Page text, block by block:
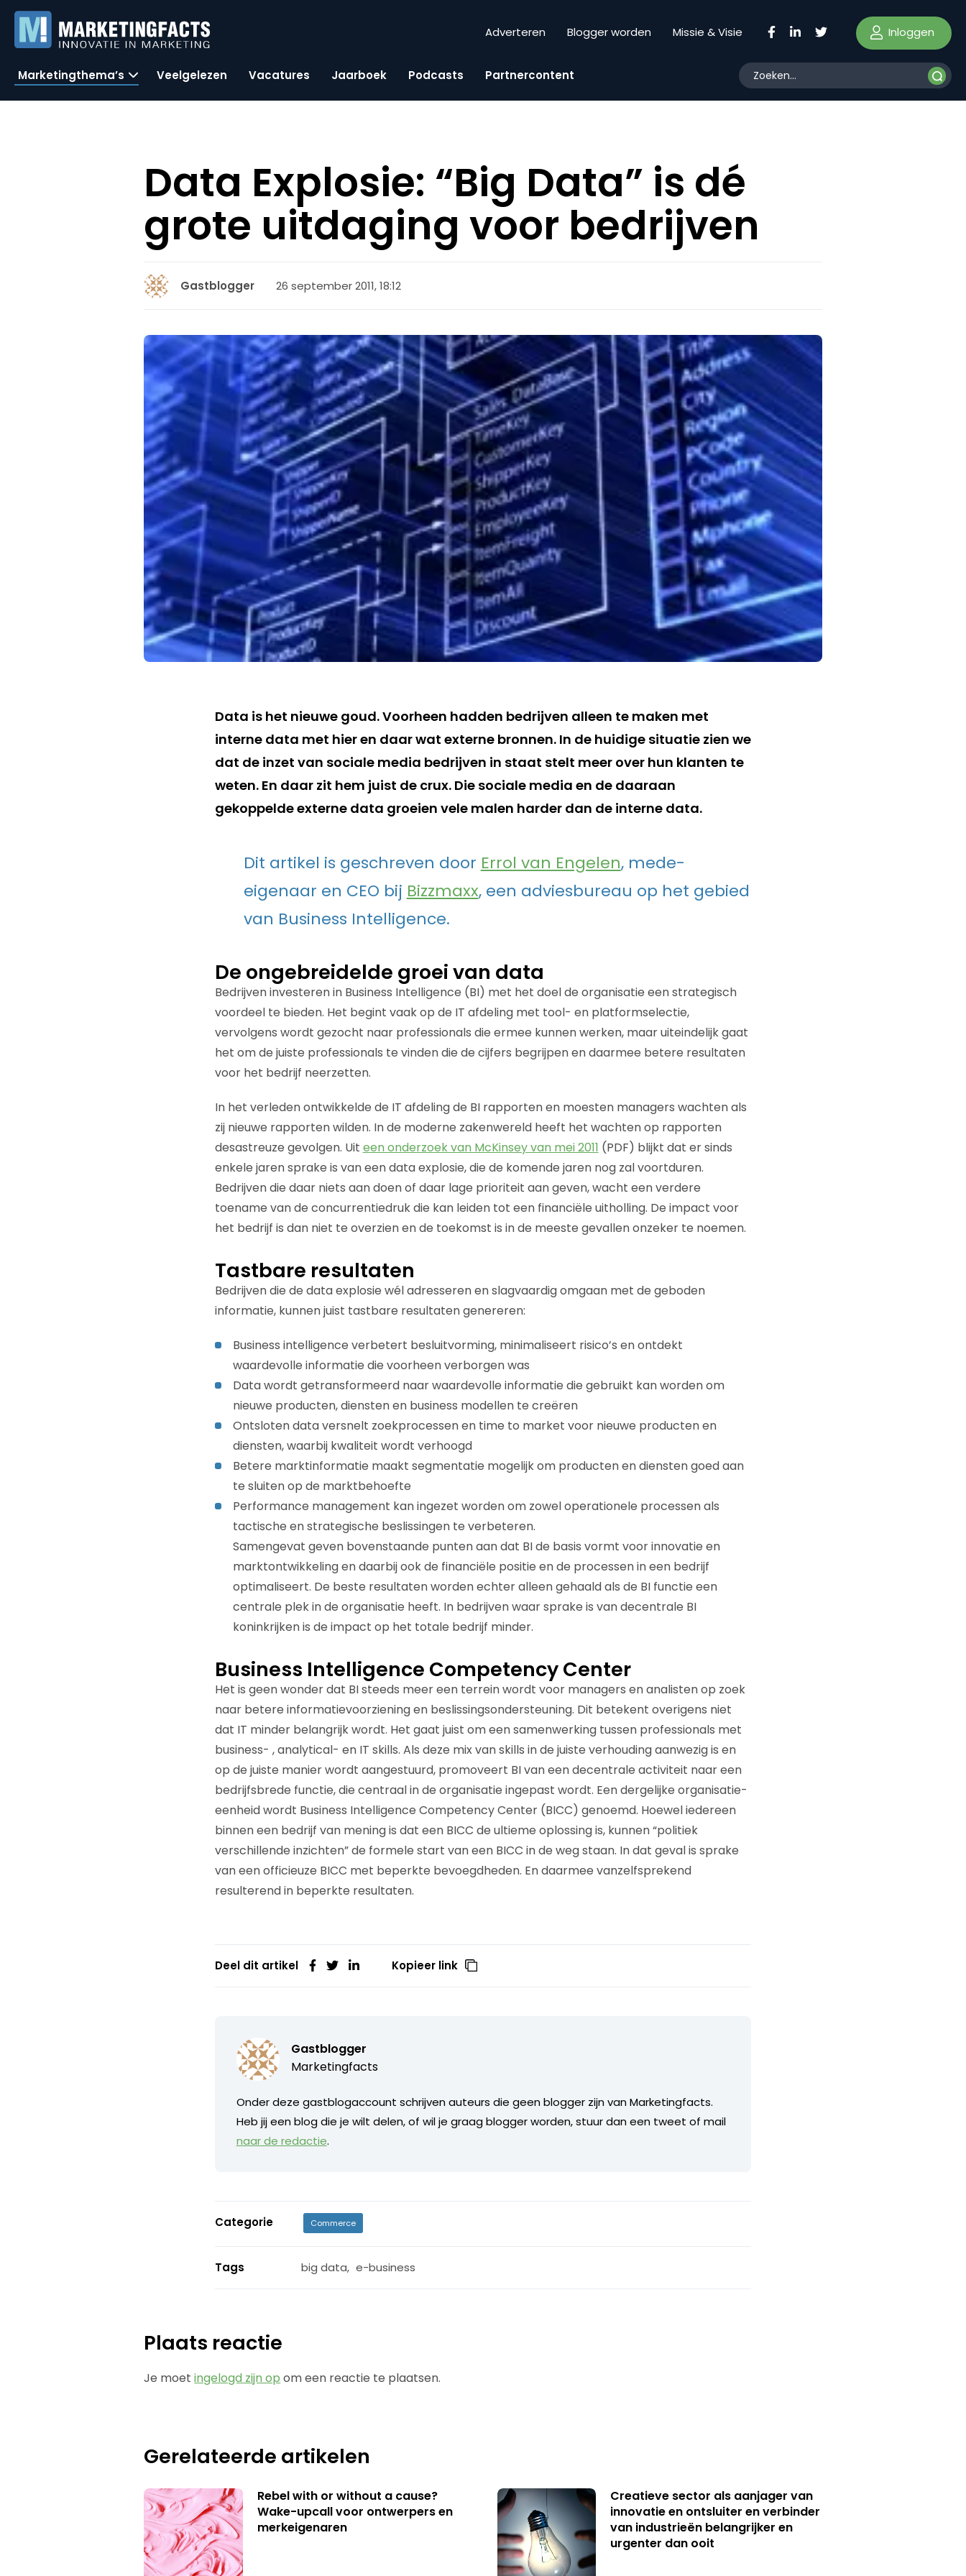
Adverteren Blogger worden Missie & Visie Inloggen
Marketingthema’s Veelgelezen Vacatures Jaarboek Podcasts Partnercontent
Data Explosie: “Big Data” is dé
grote uitdaging voor bedrijven
Gastblogger 26 september 2011, 18:12
Data is het nieuwe goud. Voorheen hadden bedrijven alleen te maken met
interne data met hier en daar wat externe bronnen. In de huidige situatie zien we
dat de inzet van sociale media bedrijven in staat stelt meer over hun klanten te
weten. En daar zit hem juist de crux. Die sociale media en de daaraan
gekoppelde externe data groeien vele malen harder dan de interne data.
Dit artikel is geschreven door Errol van Engelen, mede-
eigenaar en CEO bij Bizzmaxx, een adviesbureau op het gebied
van Business Intelligence.
De ongebreidelde groei van data
Bedrijven investeren in Business Intelligence (BI) met het doel de organisatie een strategisch
voordeel te bieden. Het begint vaak op de IT afdeling met tool- en platformselectie,
vervolgens wordt gezocht naar professionals die ermee kunnen werken, maar uiteindelijk gaat
het om de juiste professionals te vinden die de cijfers begrijpen en daarmee betere resultaten
voor het bedrijf neerzetten.
In het verleden ontwikkelde de IT afdeling de BI rapporten en moesten managers wachten als
zij nieuwe rapporten wilden. In de moderne zakenwereld heeft het wachten op rapporten
desastreuze gevolgen. Uit een onderzoek van McKinsey van mei 2011 (PDF) blijkt dat er sinds
enkele jaren sprake is van een data explosie, die de komende jaren nog zal voortduren.
Bedrijven die daar niets aan doen of daar lage prioriteit aan geven, wacht een verdere
toename van de concurrentiedruk die kan leiden tot een financiële uitholling. De impact voor
het bedrijf is dan niet te overzien en de toekomst is in de meeste gevallen onzeker te noemen.
Tastbare resultaten
Bedrijven die de data explosie wél adresseren en slagvaardig omgaan met de geboden
informatie, kunnen juist tastbare resultaten genereren:
Business intelligence verbetert besluitvorming, minimaliseert risico’s en ontdekt
waardevolle informatie die voorheen verborgen was
Data wordt getransformeerd naar waardevolle informatie die gebruikt kan worden om
nieuwe producten, diensten en business modellen te creëren
Ontsloten data versnelt zoekprocessen en time to market voor nieuwe producten en
diensten, waarbij kwaliteit wordt verhoogd
Betere marktinformatie maakt segmentatie mogelijk om producten en diensten goed aan
te sluiten op de marktbehoefte
Performance management kan ingezet worden om zowel operationele processen als
tactische en strategische beslissingen te verbeteren.
Samengevat geven bovenstaande punten aan dat BI de basis vormt voor innovatie en
marktontwikkeling en daarbij ook de financiële positie en de processen in een bedrijf
optimaliseert. De beste resultaten worden echter alleen gehaald als de BI functie een
centrale plek in de organisatie heeft. In bedrijven waar sprake is van decentrale BI
koninkrijken is de impact op het totale bedrijf minder.
Business Intelligence Competency Center
Het is geen wonder dat BI steeds meer een terrein wordt voor managers en analisten op zoek
naar betere informatievoorziening en beslissingsondersteuning. Dit betekent overigens niet
dat IT minder belangrijk wordt. Het gaat juist om een samenwerking tussen professionals met
business- , analytical- en IT skills. Als deze mix van skills in de juiste verhouding aanwezig is en
op de juiste manier wordt aangestuurd, promoveert BI van een decentrale activiteit naar een
bedrijfsbrede functie, die centraal in de organisatie ingepast wordt. Een dergelijke organisatie-
eenheid wordt Business Intelligence Competency Center (BICC) genoemd. Hoewel iedereen
binnen een bedrijf van mening is dat een BICC de ultieme oplossing is, kunnen “politiek
verschillende inzichten” de formele start van een BICC in de weg staan. In dat geval is sprake
van een officieuze BICC met beperkte bevoegdheden. En daarmee vanzelfsprekend
resulterend in beperkte resultaten.
Deel dit artikel Kopieer link
Gastblogger
Marketingfacts
Onder deze gastblogaccount schrijven auteurs die geen blogger zijn van Marketingfacts.
Heb jij een blog die je wilt delen, of wil je graag blogger worden, stuur dan een tweet of mail
naar de redactie.
Categorie Commerce
Tags big data, e-business
Plaats reactie
Je moetingelogd zijn op om een reactie te plaatsen.
Gerelateerde artikelen
Rebel with or without a cause?
Wake-upcall voor ontwerpers en
merkeigenaren
Creatieve sector als aanjager van
innovatie en ontsluiter en verbinder
van industrieën belangrijker en
urgenter dan ooit